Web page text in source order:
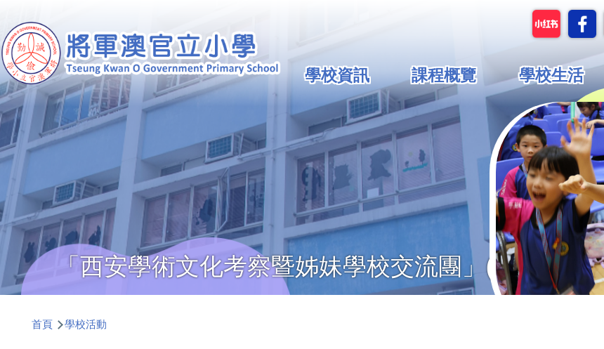
Main
navigation
學校資訊 課程概覽 學校生活
「西安學術文化考察暨姊妹學校交流團」(第五天)
航
首頁 學校活動